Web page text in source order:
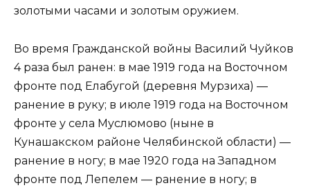
золотыми часами и золотым оружием.
Во время Гражданской войны Василий Чуйков
4 раза был ранен: в мае 1919 года на Восточном
фронте под Елабугой (деревня Мурзиха) —
ранение в руку; в июле 1919 года на Восточном
фронте у села Муслюмово (ныне в
Кунашакском районе Челябинской области) —
ранение в ногу; в мае 1920 года на Западном
фронте под Лепелем — ранение в ногу; в